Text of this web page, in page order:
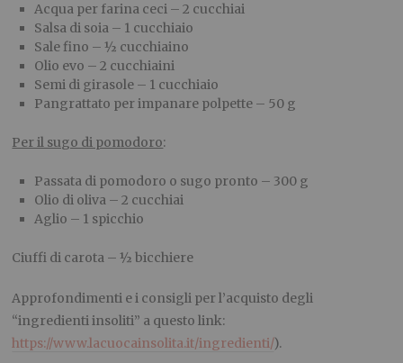
Acqua per farina ceci – 2 cucchiai
Salsa di soia – 1 cucchiaio
Sale fino – ½ cucchiaino
Olio evo – 2 cucchiaini
Semi di girasole – 1 cucchiaio
Pangrattato per impanare polpette – 50 g
Per il sugo di pomodoro:
Passata di pomodoro o sugo pronto – 300 g
Olio di oliva – 2 cucchiai
Aglio – 1 spicchio
Ciuffi di carota – ½ bicchiere
Approfondimenti e i consigli per l’acquisto degli
“ingredienti insoliti” a questo link:
https://www.lacuocainsolita.it/ingredienti/).